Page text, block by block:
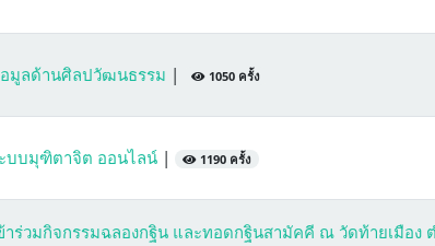
มูลด้านศิลปวัฒนธรรม | 1050 ครั้ง
บบมุฑิตาจิต ออนไลน์ | 1190 ครั้ง
าร่วมกิจกรรมฉลองกฐิน และทอดกฐินสามัคคี ณ วัดท้ายเมือ